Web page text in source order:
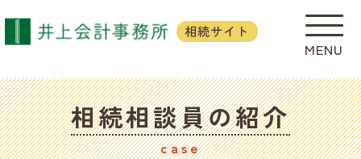
相続サイト
相続相談員の紹介
case